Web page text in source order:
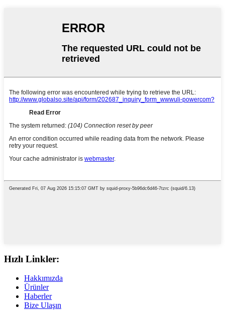
Hızlı Linkler:
Hakkımızda
Ürünler
Haberler
Bize Ulaşın